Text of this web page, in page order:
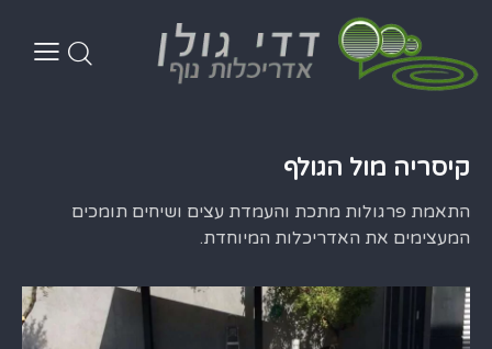
קיסריה מול הגולף
התאמת פרגולות מתכת והעמדת עצים ושיחים תומכים
המעצימים את האדריכלות המיוחדת.